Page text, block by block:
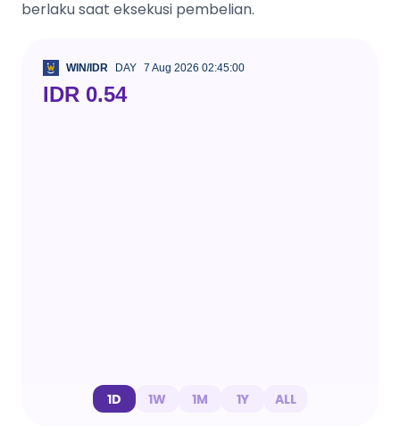
berlaku saat eksekusi pembelian.
WIN/IDR DAY 7 Aug 2026 02:45:00
IDR 0.54
1D 1W 1M 1Y ALL